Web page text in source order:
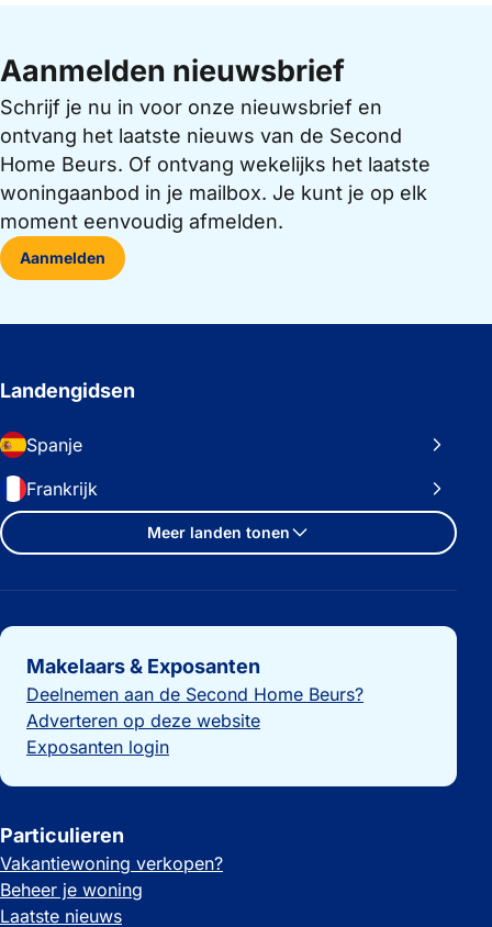
Aanmelden nieuwsbrief
Schrijf je nu in voor onze nieuwsbrief en
ontvang het laatste nieuws van de Second
Home Beurs. Of ontvang wekelijks het laatste
woningaanbod in je mailbox. Je kunt je op elk
moment eenvoudig afmelden.
Aanmelden
Landengidsen
Spanje
Frankrijk
Meer landen tonen
Belangrijke links
Makelaars & Exposanten
Deelnemen aan de Second Home Beurs?
Adverteren op deze website
Exposanten login
Particulieren
Vakantiewoning verkopen?
Beheer je woning
Laatste nieuws